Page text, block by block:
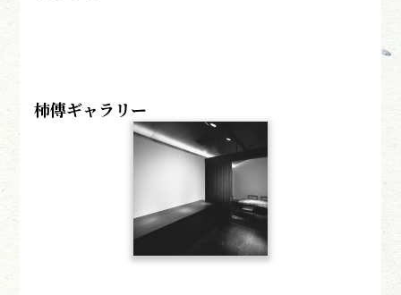
柿傳ギャラリー